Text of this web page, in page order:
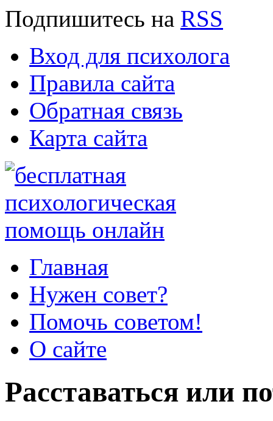
Подпишитесь на RSS
Вход для психолога
Правила сайта
Обратная связь
Карта сайта
Главная
Нужен совет?
Помочь советом!
О сайте
Расставаться или